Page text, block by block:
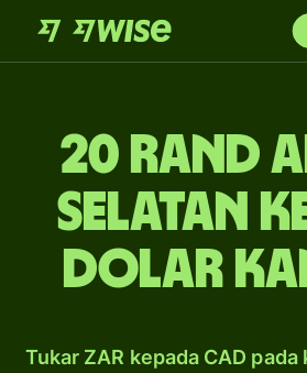
20 rand
Selatan
dolar
Tukar ZAR kepada CAD